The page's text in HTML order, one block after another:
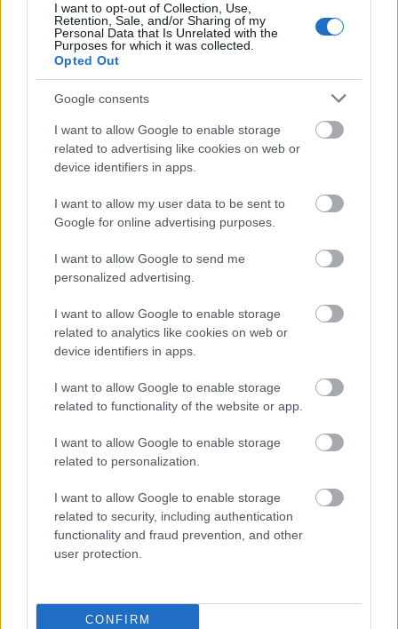
I want to opt-out of Collection, Use,
Retention, Sale, and/or Sharing of my
Personal Data that Is Unrelated with the
Purposes for which it was collected.
Opted Out
Google consents
I want to allow Google to enable storage
related to advertising like cookies on web or
device identifiers in apps.
I want to allow my user data to be sent to
Google for online advertising purposes.
I want to allow Google to send me
personalized advertising.
I want to allow Google to enable storage
related to analytics like cookies on web or
device identifiers in apps.
I want to allow Google to enable storage
related to functionality of the website or app.
I want to allow Google to enable storage
related to personalization.
I want to allow Google to enable storage
related to security, including authentication
functionality and fraud prevention, and other
user protection.
CONFIRM
Ο χορηγός στη νέα φανέλα του Σαλάχ έκανε τους
Έλληνες να απορούν
Αποστολία Ζώη: Ποζάρει στην παραλία και
εντυπωσιάζει με το καλλίγραμμο σώμα της
Πόσο δίνουν οι στοιχηματικές στον Μητσοτάκη
Πότε ολοκληρώνονται, ποια καθυστερούν
Το χρονοδιάγραμμα για την αποκατάσταση της
Δυτικής Αττικής μετά τη φωτιά